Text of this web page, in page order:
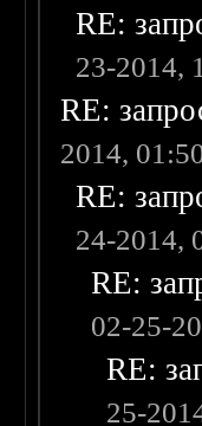
RE:
23-2014,
RE:
2014,
RE:
24-2014,
RE:
02-25-
RE:
25-